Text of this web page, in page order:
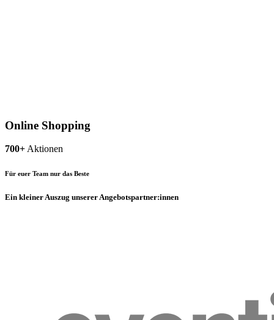
Online Shopping
700+ Aktionen
Für euer Team nur das Beste
Ein kleiner Auszug unserer Angebotspartner:innen